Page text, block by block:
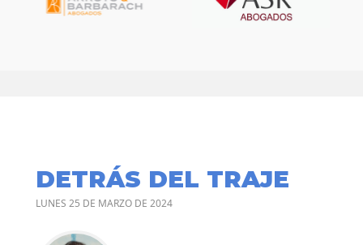
DETRÁS DEL TRAJE
LUNES 25 DE MARZO DE 2024